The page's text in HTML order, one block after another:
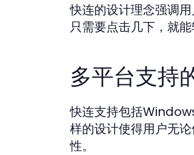
快连的设计理念强调
只需要点击几下，就
多平台支持
快连支持包括
样的设计使得用户无
性。